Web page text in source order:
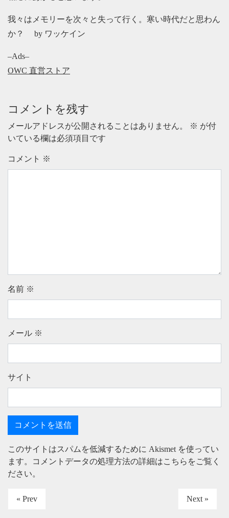
我々はメモリーを次々と失って行く。寒い時代だと思わん
か？ by ワッケイン
–Ads–
OWC 直営ストア
コメントを残す
メールアドレスが公開されることはありません。 ※ が付
いている欄は必須項目です
コメント ※
名前 ※
メール ※
サイト
このサイトはスパムを低減するために Akismet を使ってい
ます。
コメントデータの処理方法の詳細はこちらをご覧く
ださい。
« Prev Next »